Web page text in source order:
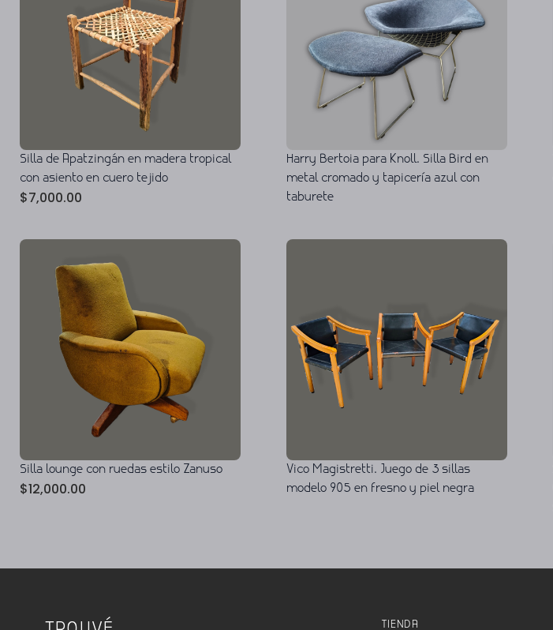
Silla de Apatzingán en madera tropical
con asiento en cuero tejido
$7,000.00
Harry Bertoia para Knoll. Silla Bird en
metal cromado y tapicería azul con
taburete
Silla lounge con ruedas estilo Zanuso
$12,000.00
Vico Magistretti. Juego de 3 sillas
modelo 905 en fresno y piel negra
TIENDA